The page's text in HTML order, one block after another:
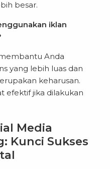
besar.
iklan
Anda
yang lebih luas dan
keharusan.
efektif jika dilakukan
Media
Kunci Sukses